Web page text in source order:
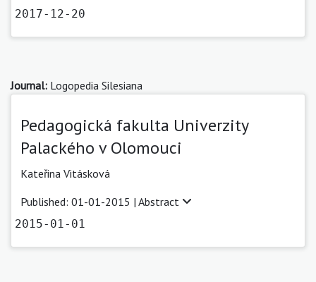
2017-12-20
Journal: Logopedia Silesiana
Pedagogická fakulta Univerzity
Palackého v Olomouci
Kateřina Vitásková
Published: 01-01-2015 | Abstract
2015-01-01